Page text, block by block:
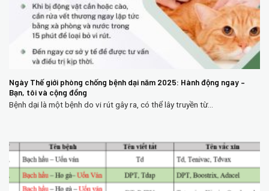
Ngày Thế giới phòng chống bệnh dại năm 2025: Hành động ngay –
Bạn, tôi và cộng đồng
Bệnh dại là một bệnh do vi rút gây ra, có thể lây truyền từ...